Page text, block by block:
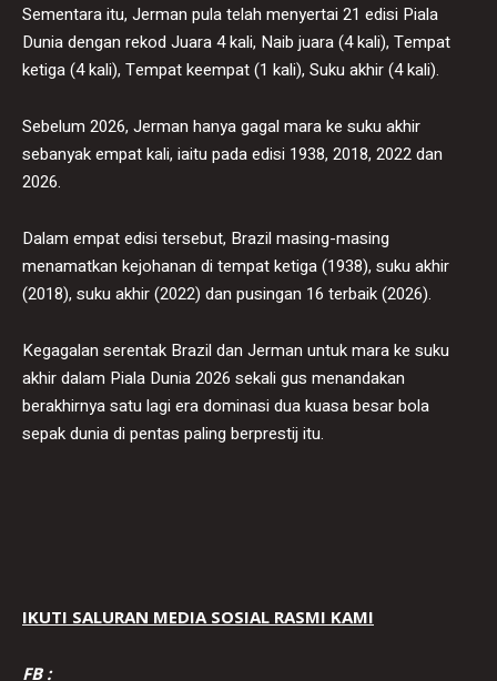
Sementara itu, Jerman pula telah menyertai 21 edisi Piala
Dunia dengan rekod Juara 4 kali, Naib juara (4 kali), Tempat
ketiga (4 kali), Tempat keempat (1 kali), Suku akhir (4 kali).
Sebelum 2026, Jerman hanya gagal mara ke suku akhir
sebanyak empat kali, iaitu pada edisi 1938, 2018, 2022 dan
2026.
Dalam empat edisi tersebut, Brazil masing-masing
menamatkan kejohanan di tempat ketiga (1938), suku akhir
(2018), suku akhir (2022) dan pusingan 16 terbaik (2026).
Kegagalan serentak Brazil dan Jerman untuk mara ke suku
akhir dalam Piala Dunia 2026 sekali gus menandakan
berakhirnya satu lagi era dominasi dua kuasa besar bola
sepak dunia di pentas paling berprestij itu.
IKUTI SALURAN MEDIA SOSIAL RASMI KAMI
FB :